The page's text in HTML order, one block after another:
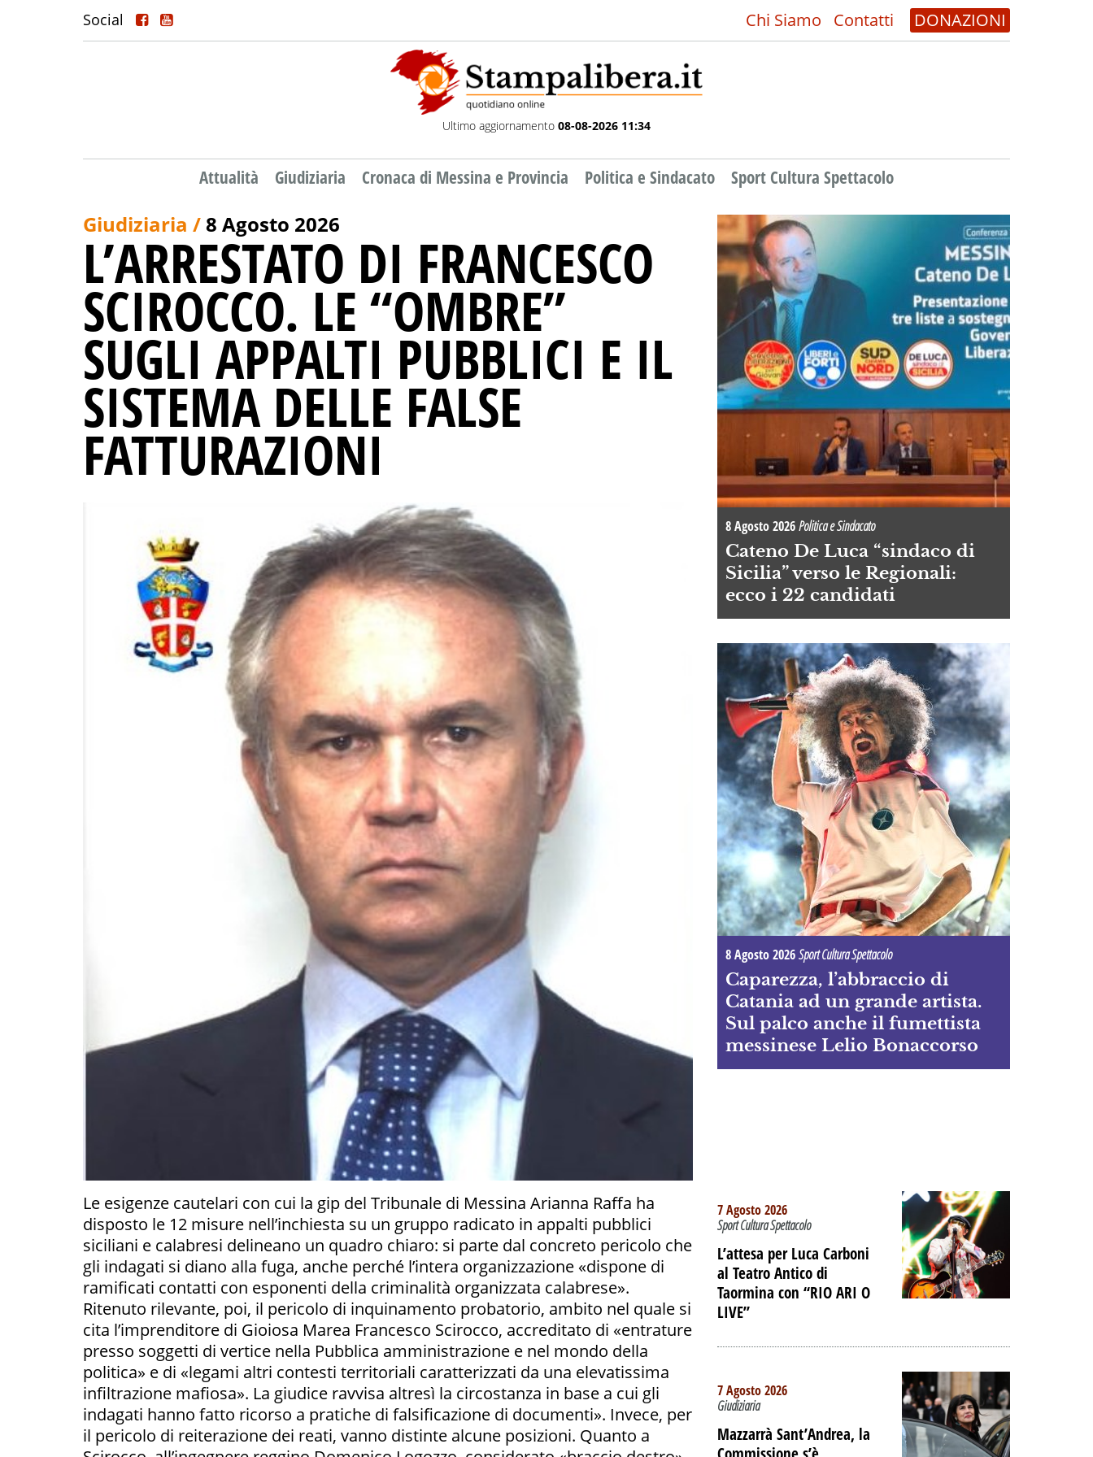
Social Chi Siamo Contatti DONAZIONI
Ultimo aggiornamento 08-08-2026 11:34
Attualità Giudiziaria Cronaca di Messina e Provincia Politica e Sindacato Sport Cultura Spettacolo
Giudiziaria /8 Agosto 2026
L’ARRESTATO DI FRANCESCO
SCIROCCO. LE “OMBRE”
SUGLI APPALTI PUBBLICI E IL
SISTEMA DELLE FALSE
FATTURAZIONI
Le esigenze cautelari con cui la gip del Tribunale di Messina Arianna Raffa ha
disposto le 12 misure nell’inchiesta su un gruppo radicato in appalti pubblici
siciliani e calabresi delineano un quadro chiaro: si parte dal concreto pericolo che
gli indagati si diano alla fuga, anche perché l’intera organizzazione «dispone di
ramificati contatti con esponenti della criminalità organizzata calabrese».
Ritenuto rilevante, poi, il pericolo di inquinamento probatorio, ambito nel quale si
cita l’imprenditore di Gioiosa Marea Francesco Scirocco, accreditato di «entrature
presso soggetti di vertice nella Pubblica amministrazione e nel mondo della
politica» e di «legami altri contesti territoriali caratterizzati da una elevatissima
infiltrazione mafiosa». La giudice ravvisa altresì la circostanza in base a cui gli
indagati hanno fatto ricorso a pratiche di falsificazione di documenti». Invece, per
il pericolo di reiterazione dei reati, vanno distinte alcune posizioni. Quanto a
8 Agosto 2026Politica e Sindacato
Cateno De Luca “sindaco di
Sicilia” verso le Regionali:
ecco i 22 candidati
8 Agosto 2026Sport Cultura Spettacolo
Caparezza, l’abbraccio di
Catania ad un grande artista.
Sul palco anche il fumettista
messinese Lelio Bonaccorso
7 Agosto 2026
Sport Cultura Spettacolo
L’attesa per Luca Carboni
al Teatro Antico di
Taormina con “RIO ARI O
LIVE”
7 Agosto 2026
Giudiziaria
Mazzarrà Sant’Andrea, la